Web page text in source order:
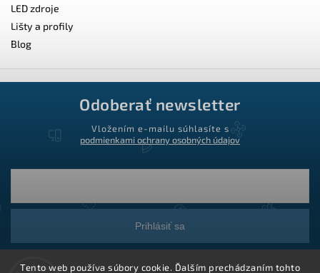
Tento web používa súbory cookie. Ďalším prechádzaním tohto
LED zdroje
Lišty a profily
Blog
Odoberať newsletter
Vložením e-mailu súhlasíte s
podmienkami ochrany osobných údajov
Prihlásiť sa